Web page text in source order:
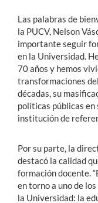
English
Las palabras de
la PUCV, Nelson
importante seguir
en la Universidad.
70 años y hemos
transformaciones
décadas, su
políticas públicas en
institución de
Por su parte, la
destacó la calidad
formación docente.
en torno a uno de
la Universidad: la